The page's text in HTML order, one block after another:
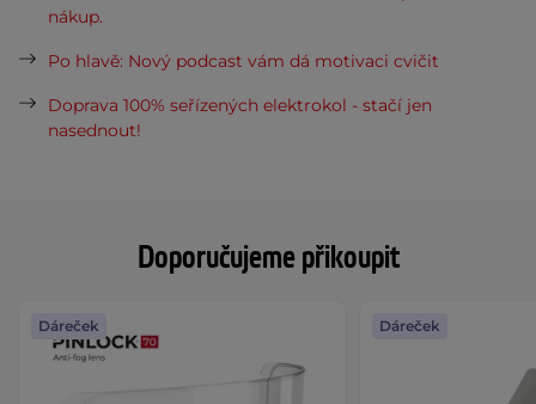
Doporučujeme přikoupit
Dáreček Dáreček
nákup.
Po hlavě: Nový podcast vám dá motivaci cvičit
Doprava 100% seřízených elektrokol - stačí jen
nasednout!